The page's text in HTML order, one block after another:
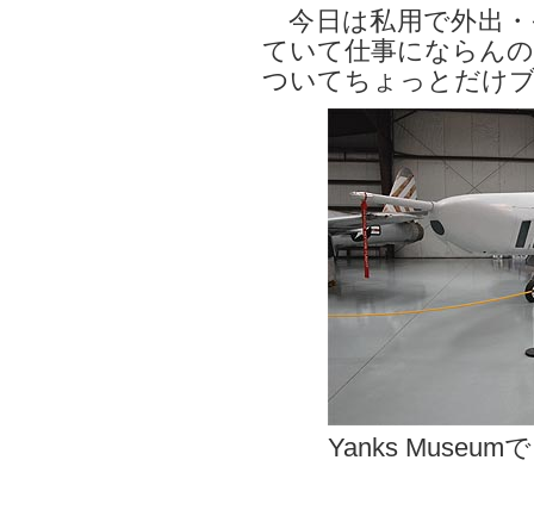
今日は私用で外出
ていて仕事にならん
ついてちょっとだけ
Yanks Museum